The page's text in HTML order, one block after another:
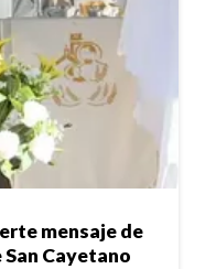
mensaje de
San Cayetano